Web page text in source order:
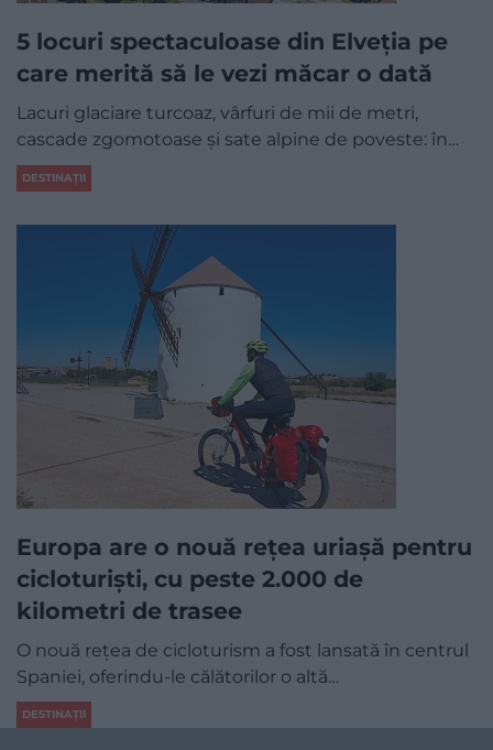
5 locuri spectaculoase din Elveția pe
care merită să le vezi măcar o dată
Lacuri glaciare turcoaz, vârfuri de mii de metri,
cascade zgomotoase și sate alpine de poveste: în…
DESTINAȚII
Europa are o nouă rețea uriașă pentru
cicloturiști, cu peste 2.000 de
kilometri de trasee
O nouă rețea de cicloturism a fost lansată în centrul
Spaniei, oferindu-le călătorilor o altă…
DESTINAȚII